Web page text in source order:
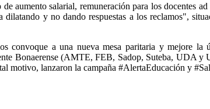
aumento salarial, remuneración para los docentes
y no dando respuestas a los reclamos",
convoque a una nueva mesa paritaria y mejore
Bonaerense (AMTE, FEB, Sadop, Suteba, UDA y
motivo, lanzaron la campaña #AlertaEducación y